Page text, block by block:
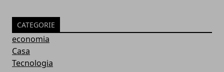
CATEGORIE
economia
Casa
Tecnologia